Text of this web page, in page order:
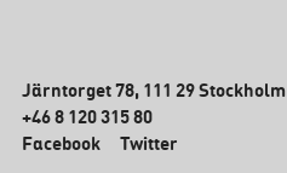
Järntorget 78, 111 29 Stockholm
+46 8 120 315 80
Facebook
Twitter